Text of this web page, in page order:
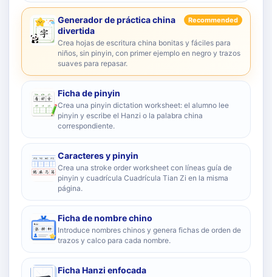
Generador de práctica china
divertida
Recommended
Crea hojas de escritura china bonitas y fáciles para
niños, sin pinyin, con primer ejemplo en negro y trazos
suaves para repasar.
Ficha de pinyin
Crea una pinyin dictation worksheet: el alumno lee
pinyin y escribe el Hanzi o la palabra china
correspondiente.
Caracteres y pinyin
Crea una stroke order worksheet con líneas guía de
pinyin y cuadrícula Cuadrícula Tian Zi en la misma
página.
Ficha de nombre chino
Introduce nombres chinos y genera fichas de orden de
trazos y calco para cada nombre.
Ficha Hanzi enfocada